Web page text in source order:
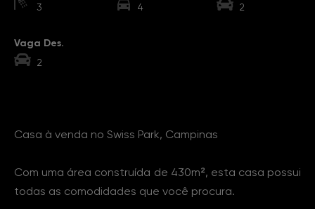
3 4 2
Vaga Des.
2
Casa à venda no Swiss Park, Campinas
Com uma área construída de 430m², esta casa possui
todas as comodidades que você procura.